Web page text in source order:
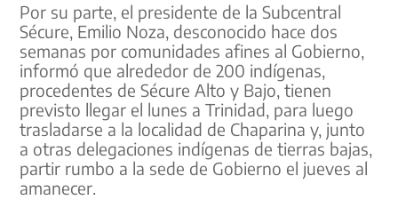
Por su parte, el presidente de la Subcentral
Sécure, Emilio Noza, desconocido hace dos
semanas por comunidades afines al Gobierno,
informó que alrededor de 200 indígenas,
procedentes de Sécure Alto y Bajo, tienen
previsto llegar el lunes a Trinidad, para luego
trasladarse a la localidad de Chaparina y, junto
a otras delegaciones indígenas de tierras bajas,
partir rumbo a la sede de Gobierno el jueves al
amanecer.